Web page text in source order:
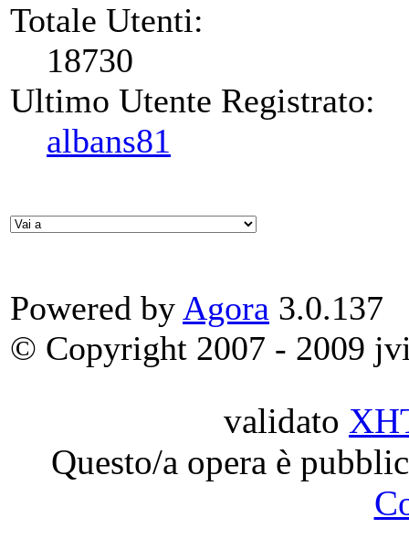
Totale Utenti:
18730
Ultimo Utente Registrato:
albans81
Powered by Agora 3.0.137
© Copyright 2007 - 2009
validato
Questo/a opera è